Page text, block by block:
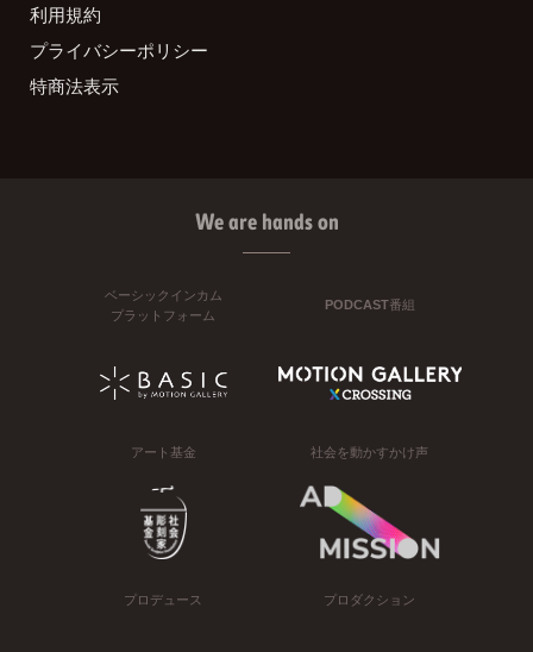
利用規約
プライバシーポリシー
特商法表示
We are hands on
ベーシックインカム
プラットフォーム
PODCAST番組
アート基金 社会を動かすかけ声
プロデュース プロダクション